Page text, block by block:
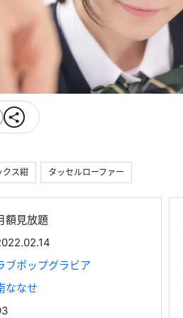
クス紺 タッセルローファー
額見放題
ブポップグラビア
ななせ